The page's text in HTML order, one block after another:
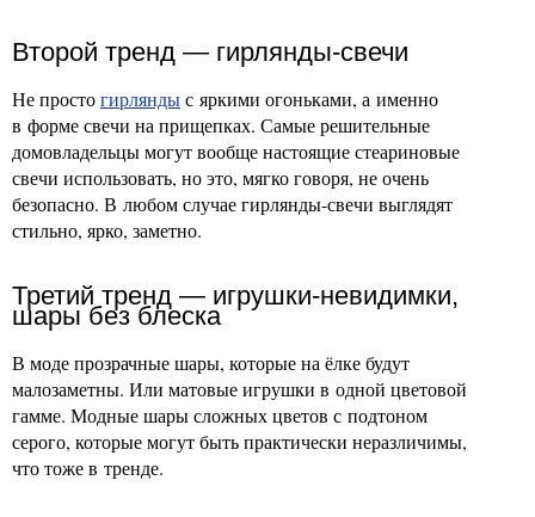
Второй тренд — гирлянды-свечи
Не простогирляндыс яркими огоньками, а именно
в форме свечи на прищепках. Самые решительные
домовладельцы могут вообще настоящие стеариновые
свечи использовать, но это, мягко говоря, не очень
безопасно. В любом случае гирлянды-свечи выглядят
стильно, ярко, заметно.
Третий тренд — игрушки-невидимки,
шары без блеска
В моде прозрачные шары, которые на ёлке будут
малозаметны. Или матовые игрушки в одной цветовой
гамме. Модные шары сложных цветов с подтоном
серого, которые могут быть практически неразличимы,
что тоже в тренде.